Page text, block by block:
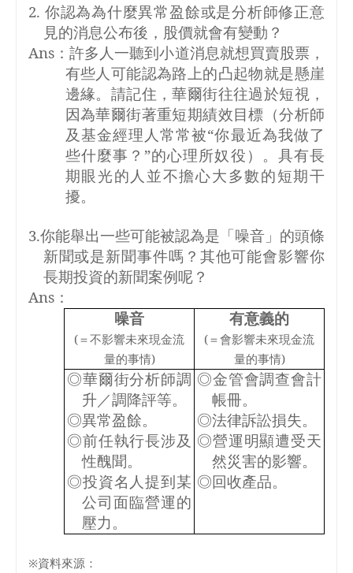
2. 你認為為什麼異常盈餘或是分析師修正意
見的消息公布後，股價就會有變動？
Ans ：許多人一聽到小道消息就想買賣股票，
有些人可能認為路上的凸起物就是懸崖
邊緣。請記住，華爾街往往過於短視，
因為華爾街著重短期績效目標（分析師
及基金經理人常常被“你最近為我做了
些什麼事？”的心理所奴役）。具有長
期眼光的人並不擔心大多數的短期干
擾。
3.你能舉出一些可能被認為是「噪音」的頭條
新聞或是新聞事件嗎？其他可能會影響你
長期投資的新聞案例呢？
Ans ：
噪音
(＝不影響未來現金流
量的事情)
有意義的
(＝會影響未來現金流
量的事情)
◎華爾街分析師調
升／調降評等。
◎異常盈餘。
◎前任執行長涉及
性醜聞。
◎投資名人提到某
公司面臨營運的
壓力。
◎金管會調查會計
帳冊。
◎法律訴訟損失。
◎營運明顯遭受天
然災害的影響。
◎回收產品。
※資料來源：